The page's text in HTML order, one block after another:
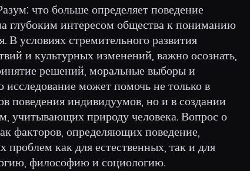
что больше определяет поведение
глубоким интересом общества к пониманию
В условиях стремительного развития
и культурных изменений, важно осознать,
решений, моральные выборы и
исследование может помочь не только в
поведения индивидуумов, но и в создании
учитывающих природу человека. Вопрос о
факторов, определяющих поведение,
проблем как для естественных, так и для
философию и социологию.